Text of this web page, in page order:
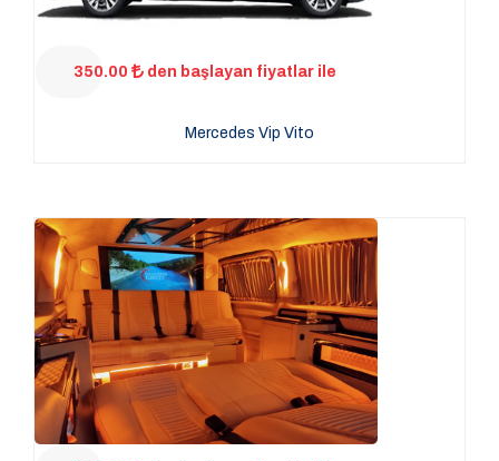
350.00 den başlayan fiyatlar ile
Mercedes Vip Vito